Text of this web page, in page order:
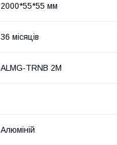
2000*55*55 мм
36 місяців
ALMG-TRNB 2M
Алюміній